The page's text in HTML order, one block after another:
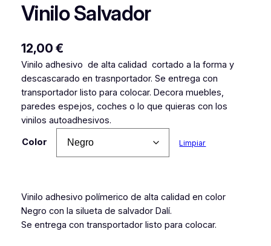
Vinilo Salvador
12,00 €
Vinilo adhesivo de alta calidad cortado a la forma y
descascarado en trasnportador. Se entrega con
transportador listo para colocar. Decora muebles,
paredes espejos, coches o lo que quieras con los
vinilos autoadhesivos.
Color
Limpiar
Vinilo adhesivo polímerico de alta calidad en color
Negro con la silueta de salvador Dalí.
Se entrega con transportador listo para colocar.